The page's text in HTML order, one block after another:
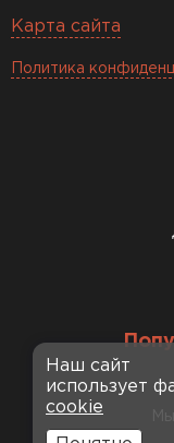
Карта сайта
Политика
Наш сайт
использует
cookie